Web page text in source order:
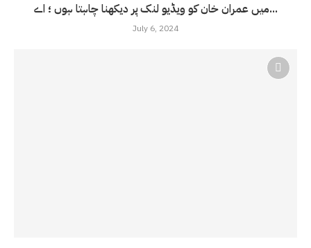
میں عمران خان کو ویڈیو لنک پر دیکھنا چاہتا ہوں ؛ اے...
July 6, 2024